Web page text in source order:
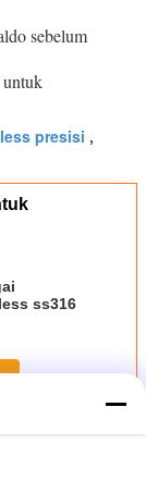
sebelum
presisi ,
ss316